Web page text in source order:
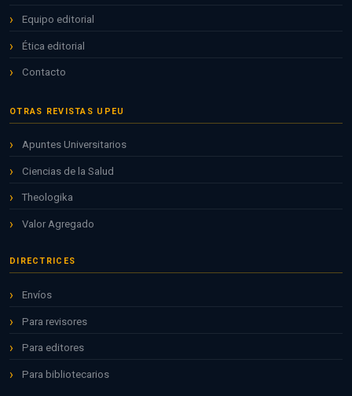
Equipo editorial
Ética editorial
Contacto
OTRAS REVISTAS UPEU
Apuntes Universitarios
Ciencias de la Salud
Theologika
Valor Agregado
DIRECTRICES
Envíos
Para revisores
Para editores
Para bibliotecarios